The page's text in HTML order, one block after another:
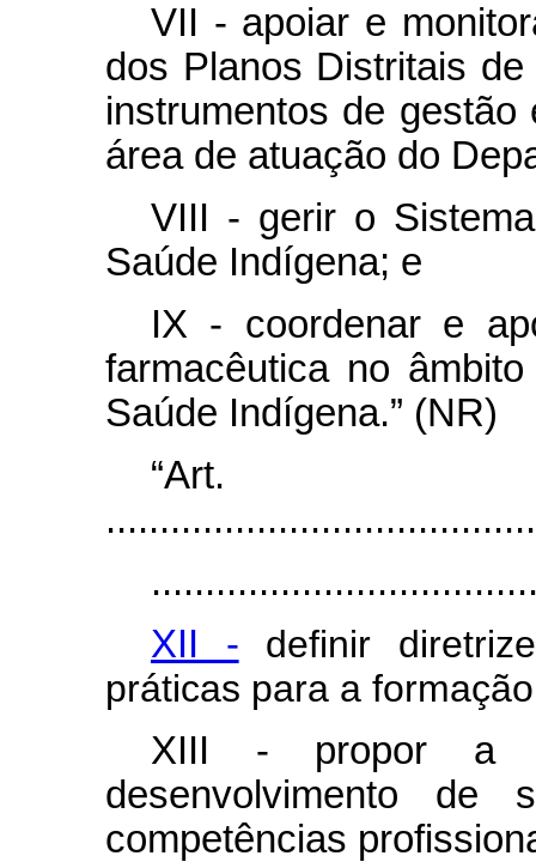
VII - apoiar e
dos Planos Distritais
instrumentos de gestão
área de atuação do
VIII - gerir o
Saúde Indígena; e
IX - coordenar e
farmacêutica no
Saúde Indígena.” (NR)
XII - definir
práticas para a
XIII - propor a
desenvolvimento de
competências